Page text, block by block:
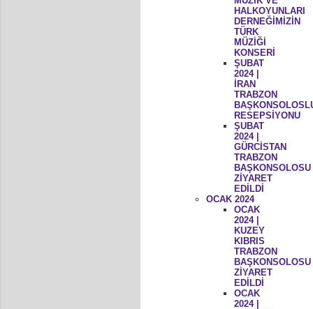
HALKOYUNLARI
DERNEĞİMİZİN
TÜRK
MÜZİĞİ
KONSERİ
ŞUBAT
2024 |
İRAN
TRABZON
RESEPSİYONU
ŞUBAT
2024 |
GÜRCİSTAN
TRABZON
BAŞKONSOLOSU
ZİYARET
EDİLDİ
OCAK 2024
OCAK
2024 |
KUZEY
KIBRIS
TRABZON
BAŞKONSOLOSU
ZİYARET
EDİLDİ
OCAK
2024 |